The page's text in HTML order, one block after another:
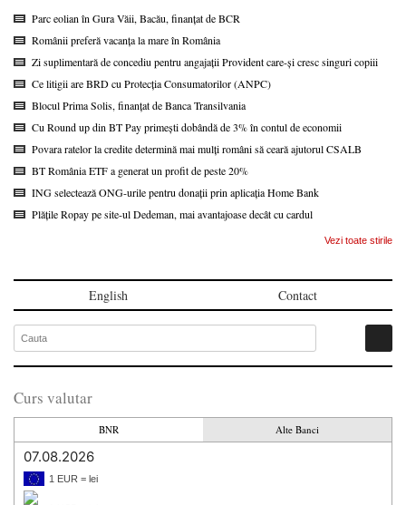
Parc eolian în Gura Văii, Bacău, finanțat de BCR
Românii preferă vacanța la mare în România
Zi suplimentară de concediu pentru angajații Provident care-și cresc singuri copiii
Ce litigii are BRD cu Protecția Consumatorilor (ANPC)
Blocul Prima Solis, finanțat de Banca Transilvania
Cu Round up din BT Pay primești dobândă de 3% în contul de economii
Povara ratelor la credite determină mai mulți români să ceară ajutorul CSALB
BT România ETF a generat un profit de peste 20%
ING selectează ONG-urile pentru donații prin aplicația Home Bank
Plățile Ropay pe site-ul Dedeman, mai avantajoase decât cu cardul
Vezi toate stirile
English Contact
Curs valutar
BNR Alte Banci
07.08.2026
1 EUR = lei